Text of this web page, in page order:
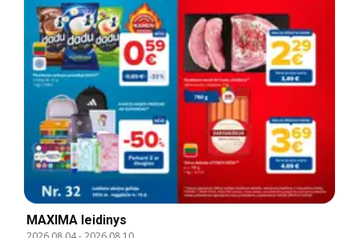
MAXIMA leidinys